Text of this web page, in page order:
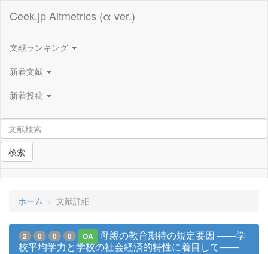
Ceek.jp Altmetrics (α ver.)
文献ランキング
新着文献
新着投稿
検索
ホーム 文献詳細
2 0 0 0 OA
母親の教育期待の規定要因 ――学
校平均学力と学校の社会経済的特性に着目して――